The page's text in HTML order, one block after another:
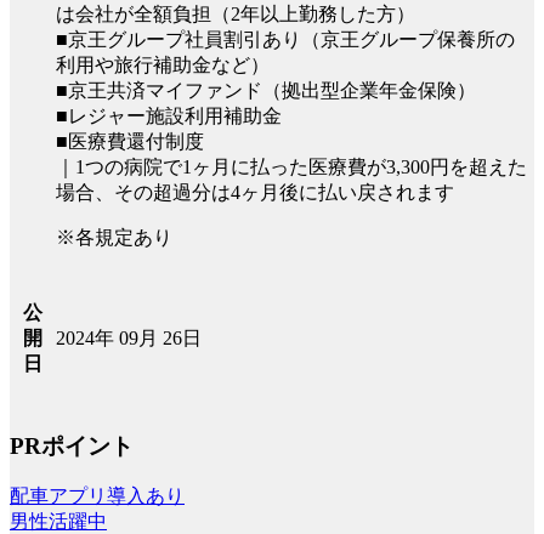
は会社が全額負担（2年以上勤務した方）
■京王グループ社員割引あり（京王グループ保養所の
利用や旅行補助金など）
■京王共済マイファンド（拠出型企業年金保険）
■レジャー施設利用補助金
■医療費還付制度
｜1つの病院で1ヶ月に払った医療費が3,300円を超えた
場合、その超過分は4ヶ月後に払い戻されます
※各規定あり
公
開
日
2024年 09月 26日
PRポイント
配車アプリ導入あり
男性活躍中